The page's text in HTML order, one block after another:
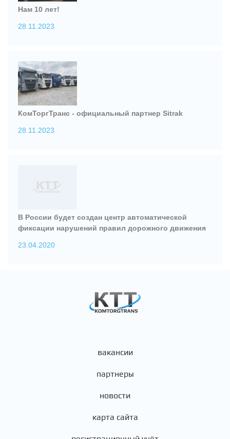
Нам 10 лет!
28.11.2023
КомТоргТранс - официальный партнер Sitrak
28.11.2023
В России будет создан центр автоматической
фиксации нарушений правил дорожного движения
23.04.2020
вакансии
партнеры
новости
карта сайта